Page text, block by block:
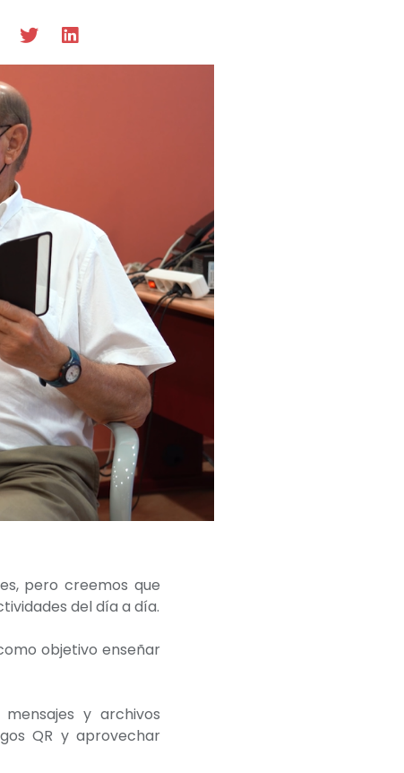
pero creemos que
del día a día.
objetivo enseñar
y archivos
QR y aprovechar